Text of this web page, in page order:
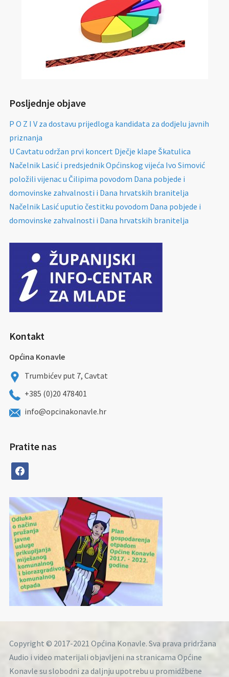
Posljednje objave
P O Z I V za dostavu prijedloga kandidata za dodjelu javnih
priznanja
U Cavtatu održan prvi koncert Dječje klape Škatulica
Načelnik Lasić i predsjednik Općinskog vijeća Ivo Simović
položili vijenac u Čilipima povodom Dana pobjede i
domovinske zahvalnosti i Dana hrvatskih branitelja
Načelnik Lasić uputio čestitku povodom Dana pobjede i
domovinske zahvalnosti i Dana hrvatskih branitelja
Kontakt
Općina Konavle
Trumbićev put 7, Cavtat
+385 (0)20 478401
info@opcinakonavle.hr
Pratite nas
facebook
Copyright © 2017-2021 Općina Konavle. Sva prava pridržana
Audio i video materijali objavljeni na stranicama Općine
Konavle su slobodni za daljnju upotrebu u promidžbene